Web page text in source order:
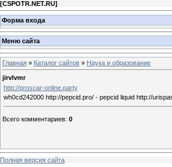
[CSPOTR.NET.RU]
Форма входа
Меню сайта
Главная » Каталог сайтов » Наука и образование
jirvlvmr
http://proscar-online.party
wh0cd242000 http://pepcid.pro/ - pepcid liquid http://
Всего комментариев: 0
Полная версия сайта